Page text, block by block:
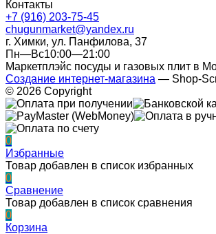
Контакты
+7 (916) 203-75-45
chugunmarket@yandex.ru
г. Химки, ул. Панфилова, 37
Пн—Вс10:00—21:00
Маркетплэйс посуды и газовых плит в
Создание интернет-магазина — Shop-
© 2026 Copyright
0
Избранные
Товар добавлен в список избранных
0
Сравнение
Товар добавлен в список сравнения
0
Корзина